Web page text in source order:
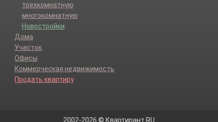
трехкомнатную
многокомнатную
Новостройки
Дома
Участок
Офисы
Коммерческая недвижимость
Продать квартиру
2002-2026 © Квартирант.RU